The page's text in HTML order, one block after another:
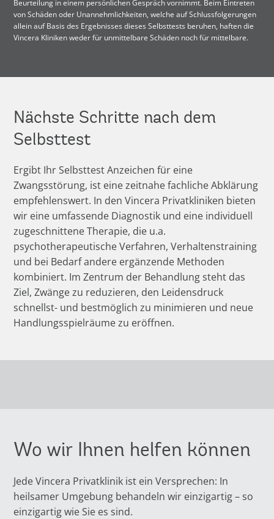
Beurteilung in einem persönlichen Gespräch vornimmt. Beim Eintreten
von Schäden oder Unannehmlichkeiten, welche auf Schlussfolgerungen
allein auf Basis des Ergebnisses dieses Selbsttests beruhen, haften die
Vincera Kliniken weder für unmittelbare Schäden noch für mittelbare.
Nächste Schritte nach dem
Selbsttest
Ergibt Ihr Selbsttest Anzeichen für eine
Zwangsstörung, ist eine zeitnahe fachliche Abklärung
empfehlenswert. In den Vincera Privatkliniken bieten
wir eine umfassende Diagnostik und eine individuell
zugeschnittene Therapie, die u.a.
psychotherapeutische Verfahren, Verhaltenstraining
und bei Bedarf andere ergänzende Methoden
kombiniert. Im Zentrum der Behandlung steht das
Ziel, Zwänge zu reduzieren, den Leidensdruck
schnellst- und bestmöglich zu minimieren und neue
Handlungsspielräume zu eröffnen.
Wo wir Ihnen helfen können
Jede Vincera Privatklinik ist ein Versprechen: In
heilsamer Umgebung behandeln wir einzigartig – so
einzigartig wie Sie es sind.